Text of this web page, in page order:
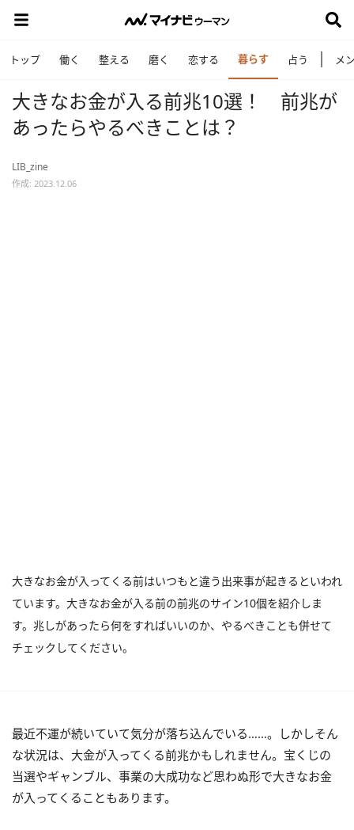
トップ 働く 整える 磨く 恋する 暮らす 占う メ
大きなお金が入る前兆10選！ 前兆が
あったらやるべきことは？
LIB_zine
作成: 2023.12.06
大きなお金が入ってくる前はいつもと違う出来事が起きるといわれ
ています。大きなお金が入る前の前兆のサイン10個を紹介しま
す。兆しがあったら何をすればいいのか、やるべきことも併せて
チェックしてください。
最近不運が続いていて気分が落ち込んでいる……。しかしそん
な状況は、大金が入ってくる前兆かもしれません。宝くじの
当選やギャンブル、事業の大成功など思わぬ形で大きなお金
が入ってくることもあります。